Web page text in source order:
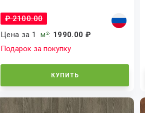
₽ 2100.00
Цена за 1м²: 1990.00 ₽
Подарок за покупку
КУПИТЬ